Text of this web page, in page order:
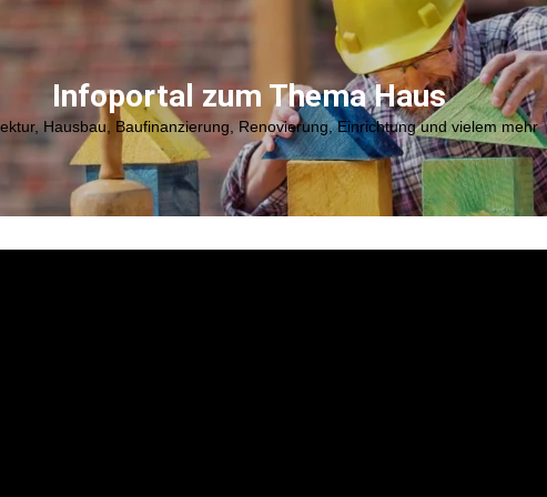
Infoportal zum Thema Haus
Hausbau, Baufinanzierung, Renovierung, Einrichtung und vielem mehr